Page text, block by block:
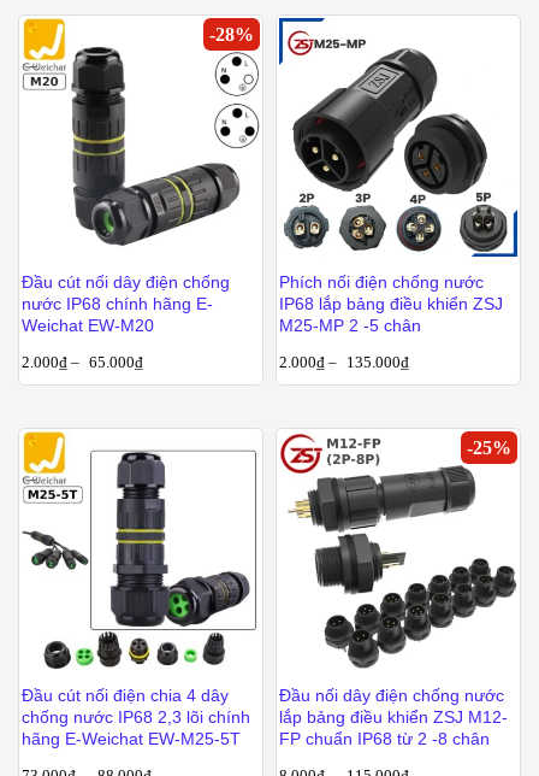
-28%
Đầu cút nối dây điện chống
nước IP68 chính hãng E-
Weichat EW-M20
2.000₫ – 65.000₫
Phích nối điện chống nước
IP68 lắp bảng điều khiển ZSJ
M25-MP 2 -5 chân
2.000₫ – 135.000₫
Đầu cút nối điện chia 4 dây
chống nước IP68 2,3 lõi chính
hãng E-Weichat EW-M25-5T
-25%
Đầu nối dây điện chống nước
lắp bảng điều khiển ZSJ M12-
FP chuẩn IP68 từ 2 -8 chân